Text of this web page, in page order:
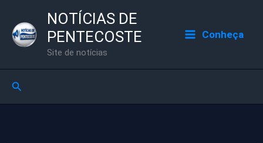
para
NOTÍCIAS DE
PENTECOSTE
Site de notícias
Conheça
Pesquisar